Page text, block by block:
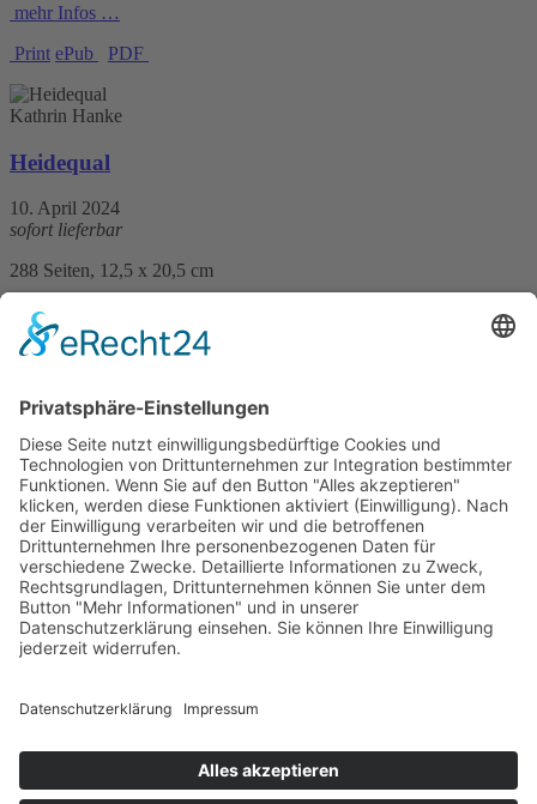
mehr Infos …
Print ePub PDF
Kathrin Hanke
Heidequal
10. April 2024
sofort lieferbar
288 Seiten, 12,5 x 20,5 cm
Print 15,– € / E-Book 9,99 €
mehr Infos …
Kathrin Hanke, Dirk Plähn
Mein Leben als Tatortreiniger
13. September 2023
sofort lieferbar
192 Seiten, 12,5 x 20,5 cm
Print 14,– € / E-Book 10,99 €
AGB